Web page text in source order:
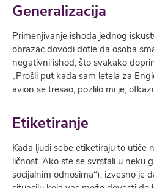
Generalizacija
Primenjivanje ishoda jednog
obrazac dovodi dotle da osoba
negativni ishod, što svakako
„Prošli put kada sam letela za
avion se tresao, pozlilo mi je,
Etiketiranje
Kada ljudi sebe etiketiraju to utiče
ličnost. Ako ste se svrstali u neku
socijalnim odnosima“), izvesno je